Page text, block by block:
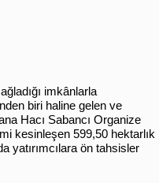
imkânlarla
biri haline gelen ve
Hacı Sabancı Organize
kesinleşen 599,50 hektarlık
yatırımcılara ön tahsisler